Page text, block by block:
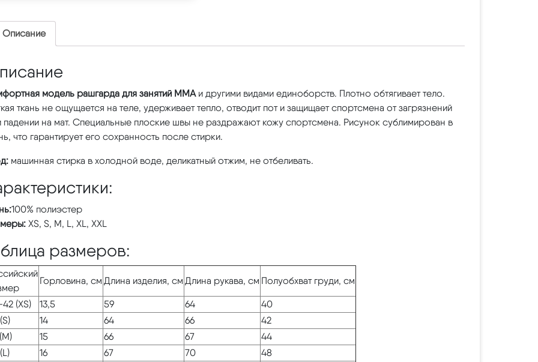
Описание
модель рашгарда для занятий ММА и другими видами единоборств. Плотно обтягивает тело.
ткань не ощущается на теле, удерживает тепло, отводит пот и защищает спортсмена от загрязнений
падении на мат. Специальные плоские швы не раздражают кожу спортсмена. Рисунок сублимирован в
что гарантирует его сохранность после стирки.
машинная стирка в холодной воде, деликатный отжим, не отбеливать.
100% полиэстер
XS, S, M, L, XL, XXL
размеров:
Горловина, см Длина изделия, см Длина рукава, см Полуобхват груди, см
(XS) 13,5 59 64
40
14 64 66
42
15 66 67
44
16 67 70
48